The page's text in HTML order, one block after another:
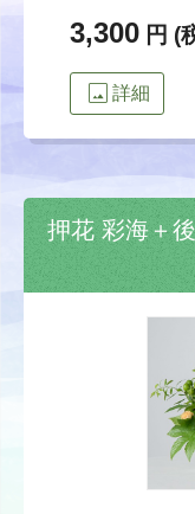
3,300 円 (
image 詳細
押花 彩海＋